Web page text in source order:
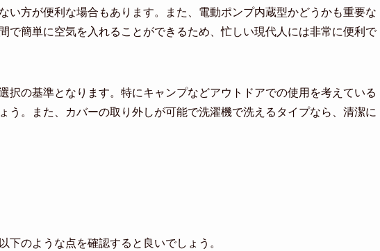
い方が便利な場合もあります。また、電動ポンプ内蔵型かどうかも重要な
で簡単に空気を入れることができるため、忙しい現代人には非常に便利で
択の基準となります。特にキャンプなどアウトドアでの使用を考えている
う。また、カバーの取り外しが可能で洗濯機で洗えるタイプなら、清潔に
下のような点を確認すると良いでしょう。